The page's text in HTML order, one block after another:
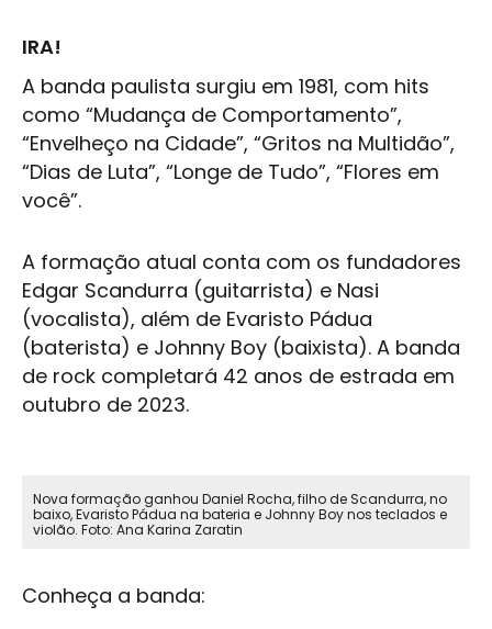
IRA!
A banda paulista surgiu em 1981, com hits
como “Mudança de Comportamento”,
“Envelheço na Cidade”, “Gritos na Multidão”,
“Dias de Luta”, “Longe de Tudo”, “Flores em
você”.
A formação atual conta com os fundadores
Edgar Scandurra (guitarrista) e Nasi
(vocalista), além de Evaristo Pádua
(baterista) e Johnny Boy (baixista). A banda
de rock completará 42 anos de estrada em
outubro de 2023.
Nova formação ganhou Daniel Rocha, filho de Scandurra, no
baixo, Evaristo Pádua na bateria e Johnny Boy nos teclados e
violão. Foto: Ana Karina Zaratin
Conheça a banda: